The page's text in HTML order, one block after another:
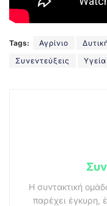
Tags: Αγρίνιο
Συνεντεύξεις
Υγεία
Η συντακτική
παρέχει έγκυρη,